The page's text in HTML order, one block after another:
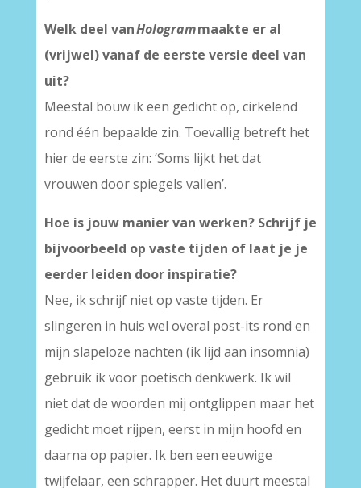
Welk deel vanHologrammaakte er al
(vrijwel) vanaf de eerste versie deel van
uit?
Meestal bouw ik een gedicht op, cirkelend
rond één bepaalde zin. Toevallig betreft het
hier de eerste zin: ‘Soms lijkt het dat
vrouwen door spiegels vallen’.
Hoe is jouw manier van werken? Schrijf je
bijvoorbeeld op vaste tijden of laat je je
eerder leiden door inspiratie?
Nee, ik schrijf niet op vaste tijden. Er
slingeren in huis wel overal post-its rond en
mijn slapeloze nachten (ik lijd aan insomnia)
gebruik ik voor poëtisch denkwerk. Ik wil
niet dat de woorden mij ontglippen maar het
gedicht moet rijpen, eerst in mijn hoofd en
daarna op papier. Ik ben een eeuwige
twijfelaar, een schrapper. Het duurt meestal